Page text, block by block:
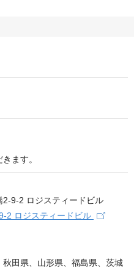
ます。
2 ロジスティードビル
田県、山形県、福島県、茨城